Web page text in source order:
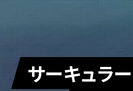
サーキュラー